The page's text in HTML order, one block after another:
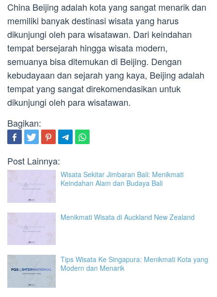
China Beijing adalah kota yang sangat menarik dan
memiliki banyak destinasi wisata yang harus
dikunjungi oleh para wisatawan. Dari keindahan
tempat bersejarah hingga wisata modern,
semuanya bisa ditemukan di Beijing. Dengan
kebudayaan dan sejarah yang kaya, Beijing adalah
tempat yang sangat direkomendasikan untuk
dikunjungi oleh para wisatawan.
Bagikan:
Post Lainnya:
Wisata Sekitar Jimbaran Bali: Menikmati
Keindahan Alam dan Budaya Bali
Menikmati Wisata di Auckland New Zealand
Tips Wisata Ke Singapura: Menikmati Kota yang
Modern dan Menarik